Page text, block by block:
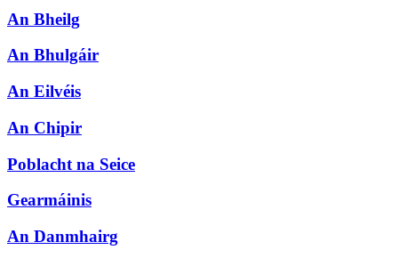
An Bheilg
An Bhulgáir
An Eilvéis
An Chipir
Poblacht na Seice
Gearmáinis
An Danmhairg